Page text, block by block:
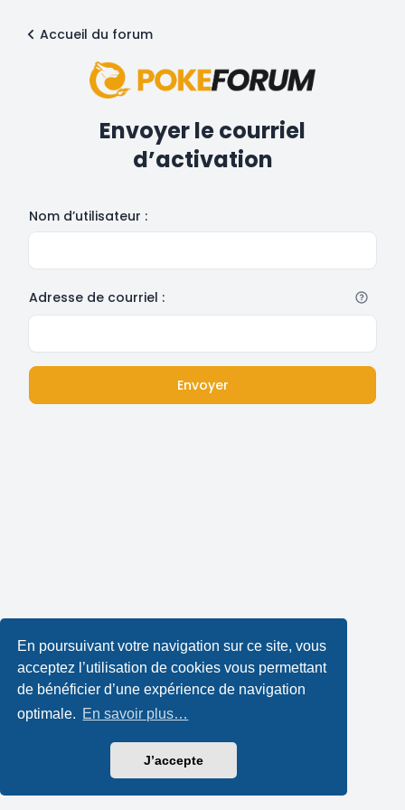
En poursuivant votre navigation sur ce site, vous
acceptez l’utilisation de cookies vous permettant
de bénéficier d’une expérience de navigation
optimale. En savoir plus…
J’accepte
Accueil du forum
Envoyer le courriel
d’activation
Nom d’utilisateur :
Adresse de courriel :
Envoyer